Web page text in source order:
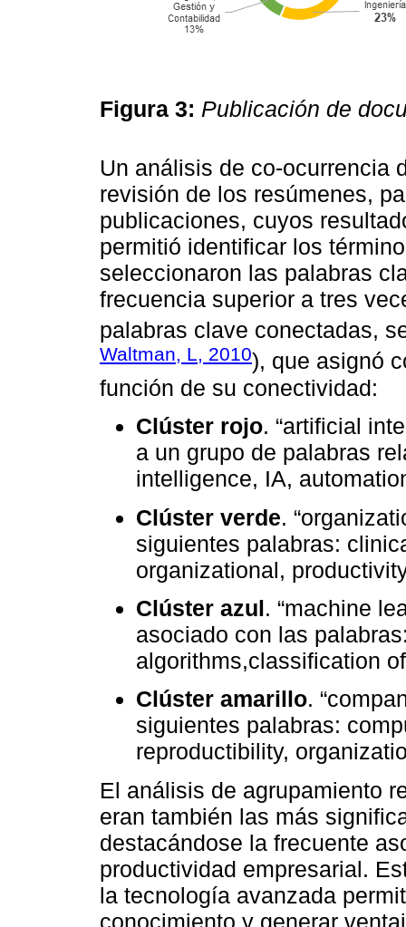
Figura 3: Publicación de
Un análisis de co-ocurrencia
revisión de los resúmenes,
publicaciones, cuyos
permitió identificar los
seleccionaron las palabras
frecuencia superior a tres
palabras clave conectadas,
Waltman, L, 2010), que asignó
función de su conectividad:
Clúster rojo. “artificial
a un grupo de palabras
intelligence, IA,
Clúster verde.
siguientes palabras:
organizational,
Clúster azul. “machine
asociado con las
algorithms,classification
Clúster amarillo.
siguientes palabras:
reproductibility,
El análisis de agrupamiento
eran también las más
destacándose la frecuente
productividad empresarial.
la tecnología avanzada
conocimiento y generar